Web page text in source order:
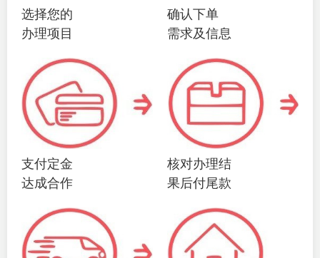
选择您的
办理项目
确认下单
需求及信息
支付定金
达成合作
核对办理结
果后付尾款